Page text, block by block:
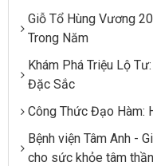
Giỗ Tổ Hùng Vương
Trong Năm
Khám Phá Triệu Lộ
Đặc Sắc
Công Thức Đạo Hàm:
Bệnh viện Tâm Anh -
cho sức khỏe tâm thần